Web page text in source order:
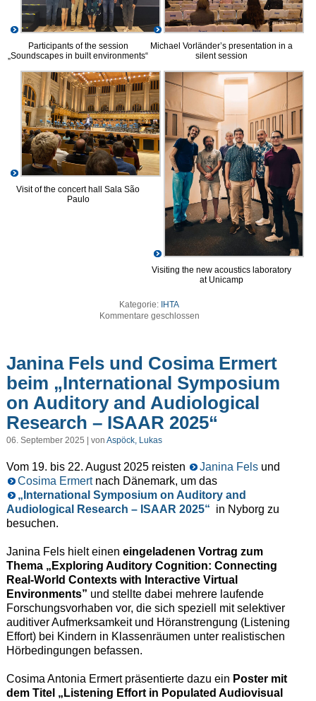
Participants of the session
„Soundscapes in built environments“
Michael Vorländer’s presentation in a
silent session
Visit of the concert hall Sala São
Paulo
Visiting the new acoustics laboratory
at Unicamp
Kategorie: IHTA
Kommentare geschlossen
Janina Fels und Cosima Ermert
beim „International Symposium
on Auditory and Audiological
Research – ISAAR 2025“
06. September 2025 | von Aspöck, Lukas
Vom 19. bis 22. August 2025 reisten Janina Felsund
Cosima Ermertnach Dänemark, um das
„International Symposium on Auditory and
Audiological Research – ISAAR 2025“ in Nyborg zu
besuchen.
Janina Fels hielt einen eingeladenen Vortrag zum
Thema „Exploring Auditory Cognition: Connecting
Real-World Contexts with Interactive Virtual
Environments” und stellte dabei mehrere laufende
Forschungsvorhaben vor, die sich speziell mit selektiver
auditiver Aufmerksamkeit und Höranstrengung (Listening
Effort) bei Kindern in Klassenräumen unter realistischen
Hörbedingungen befassen.
Cosima Antonia Ermert präsentierte dazu ein Poster mit
dem Titel „Listening Effort in Populated Audiovisual